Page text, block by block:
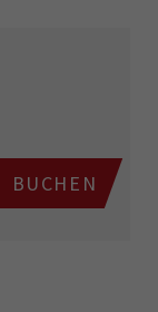
BUCHEN